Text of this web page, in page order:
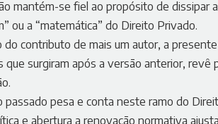
mantém-se fiel ao propósito de
ou a “matemática” do Direito Privado.
do contributo de mais um autor, a
que surgiram após a versão anterior, revê
passado pesa e conta neste ramo do
e abertura a renovação normativa